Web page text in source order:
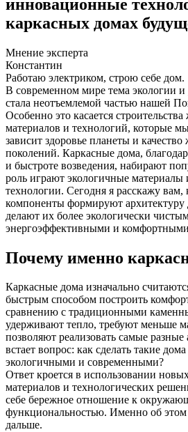
инновационные
каркасных домах
Мнение эксперта
Константин
Работаю электриком, строю себе дом.
В современном мире тема экологии и
стала неотъемлемой частью нашей
Особенно это касается
материалов и технологий, которые
зависит здоровье планеты и
поколений. Каркасные дома,
и быстроте возведения, набирают
роль играют экологичные
технологии. Сегодня я расскажу вам,
компоненты формируют архитектуру
делают их более экологически
энергоэффективными и
Почему именно
Каркасные дома изначально
быстрым способом построить
сравнению с традиционными
удерживают тепло, требуют меньше
позволяют реализовать самые
встает вопрос: как сделать такие
экологичными и современными?
Ответ кроется в использовании
материалов и технологических
себе бережное отношение к
функциональностью. Именно об
дальше.